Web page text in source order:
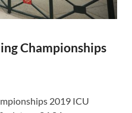
Championships
2019 ICU